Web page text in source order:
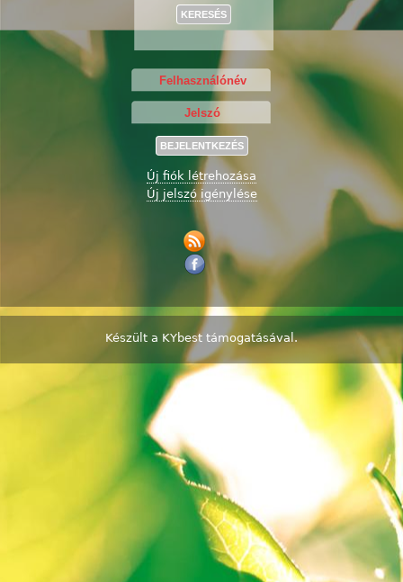
Új fiók létrehozása
Új jelszó igénylése
Készült a KYbest támogatásával.